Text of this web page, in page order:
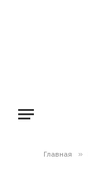
Главная »